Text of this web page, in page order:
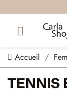
Accueil
TENNIS